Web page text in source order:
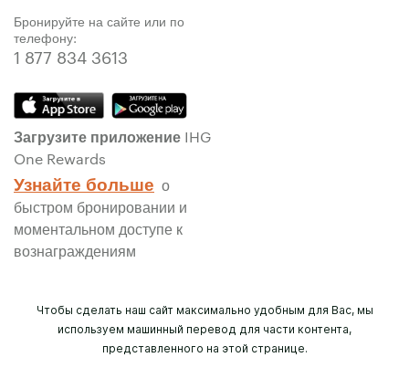
Бронируйте на сайте или по
телефону:
1 877 834 3613
Загрузите приложение IHG
One Rewards
Узнайте больше о
быстром бронировании и
моментальном доступе к
вознаграждениям
Чтобы сделать наш сайт максимально удобным для Вас, мы
используем машинный перевод для части контента,
представленного на этой странице.